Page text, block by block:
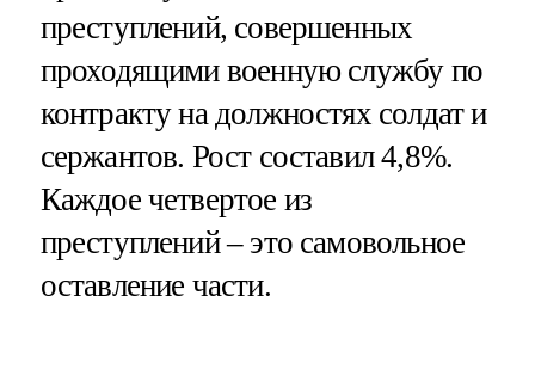
преступлений, совершенных
проходящими военную службу по
контракту на должностях солдат и
сержантов. Рост составил 4,8%.
Каждое четвертое из
преступлений – это самовольное
оставление части.